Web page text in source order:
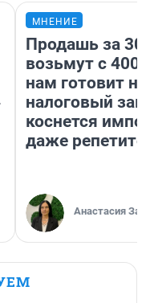
МНЕНИЕ
Продашь за
возьмут с
нам готовит
налоговый
коснется
даже
Анастасия